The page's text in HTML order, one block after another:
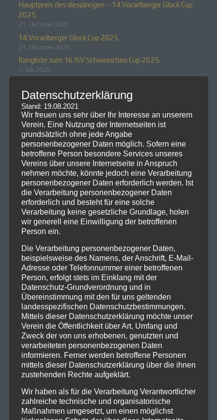
Hauptpreis des diesjährigen – 14.Vorarlberger Glock Cup
2025.
21. Oktober 2025
14.Vorarlberger Glock Cup 2025
21. Oktober 2025
Rangliste zum 16.ISV Schweinchen Cup 2025
7. Juli 2025
Neueste Kommentare
Kontakt
ISV Feldkirch
Indoor Schützen Verein
Leusbündtweg 27
A-6800 Feldkirch
Archiv
März 2026
(1)
November 2025(1)
Oktober 2025(2)
Datenschutzerklärung
Stand: 19.08.2021
Wir freuen uns sehr über Ihr Interesse an unserem
Verein. Eine Nutzung der Internetseiten ist
grundsätzlich ohne jede Angabe
personenbezogener Daten möglich. Sofern eine
betroffene Person besondere Services unseres
Vereins über unsere Internetseite in Anspruch
nehmen möchte, könnte jedoch eine Verarbeitung
personenbezogener Daten erforderlich werden. Ist
die Verarbeitung personenbezogener Daten
erforderlich und besteht für eine solche
Verarbeitung keine gesetzliche Grundlage, holen
wir generell eine Einwilligung der betroffenen
Person ein.
Die Verarbeitung personenbezogener Daten,
beispielsweise des Namens, der Anschrift, E-Mail-
Adresse oder Telefonnummer einer betroffenen
Person, erfolgt stets im Einklang mit der
Datenschutz-Grundverordnung und in
Übereinstimmung mit den für uns geltenden
landesspezifischen Datenschutzbestimmungen.
Mittels dieser Datenschutzerklärung möchte unser
Verein die Öffentlichkeit über Art, Umfang und
Zweck der von uns erhobenen, genutzten und
verarbeiteten personenbezogenen Daten
informieren. Ferner werden betroffene Personen
mittels dieser Datenschutzerklärung über die ihnen
zustehenden Rechte aufgeklärt.
Wir haben als für die Verarbeitung Verantwortlicher
zahlreiche technische und organisatorische
Maßnahmen umgesetzt, um einen möglichst